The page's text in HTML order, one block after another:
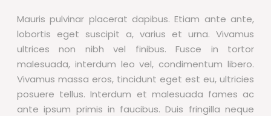
Mauris pulvinar placerat dapibus. Etiam ante ante,
lobortis eget suscipit a, varius et urna. Vivamus
ultrices non nibh vel finibus. Fusce in tortor
malesuada, interdum leo vel, condimentum libero.
Vivamus massa eros, tincidunt eget est eu, ultricies
posuere tellus. Interdum et malesuada fames ac
ante ipsum primis in faucibus. Duis fringilla neque